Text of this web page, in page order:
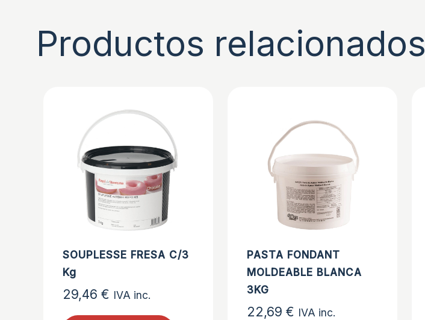
Productos relacionados
SOUPLESSE FRESA C/3
Kg
29,46€ IVA inc.
PASTA FONDANT
MOLDEABLE BLANCA
3KG
22,69€ IVA inc.